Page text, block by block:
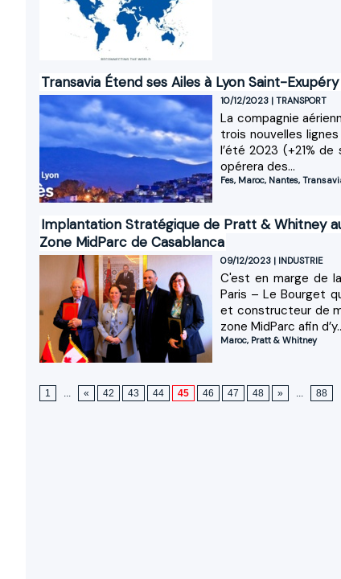
Transavia Étend ses Ailes à Lyon Saint-
10/12/2023 | TRANSPORT
La compagnie
trois nouvelles
l’été 2023 (+21%
opérera des...
Fes, Maroc, Nantes,
Implantation Stratégique de Pratt & Whitney
Zone MidParc de Casablanca
09/12/2023 | INDUSTRIE
C'est en marge de
Paris – Le Bourget
et constructeur de
zone MidParc afin
Maroc, Pratt & Whitney
1 ... « 42 43 44 45 46 47 48 » ... 88